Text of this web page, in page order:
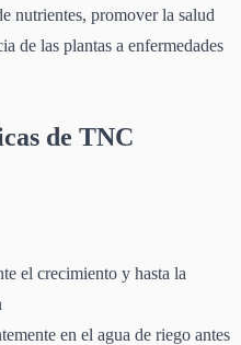
nutrientes, promover la salud
de las plantas a enfermedades
de TNC
el crecimiento y hasta la
en el agua de riego antes